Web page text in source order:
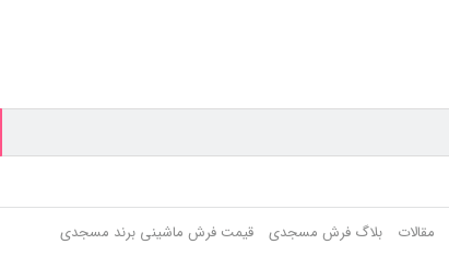
مقالات بلاگ فرش مسجدی قیمت فرش ماشینی برند مسجدی